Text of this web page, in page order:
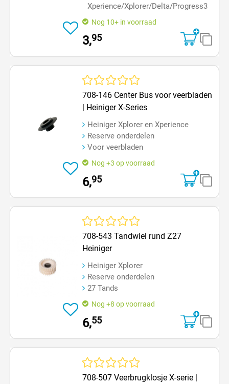
Xperience/Xplorer/Delta/Progress3
Nog 10+ in voorraad
3,95
708-146 Center Bus voor veerbladen
| Heiniger X-Series
Heiniger Xplorer en Xperience
Reserve onderdelen
Voor veerbladen
Nog +3 op voorraad
6,95
Gemiddelde waardering van 0 van 5 sterren
708-543 Tandwiel rund Z27
Heiniger
Heiniger Xplorer
Reserve onderdelen
27 Tands
Nog +8 op voorraad
6,55
708-507 Veerbrugklosje X-serie |